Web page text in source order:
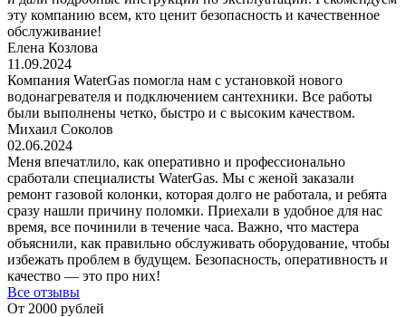
эту компанию всем, кто ценит безопасность и качественное
обслуживание!
Елена Козлова
11.09.2024
Компания WaterGas помогла нам с установкой нового
водонагревателя и подключением сантехники. Все работы
были выполнены четко, быстро и с высоким качеством.
Михаил Соколов
02.06.2024
Меня впечатлило, как оперативно и профессионально
сработали специалисты WaterGas. Мы с женой заказали
ремонт газовой колонки, которая долго не работала, и ребята
сразу нашли причину поломки. Приехали в удобное для нас
время, все починили в течение часа. Важно, что мастера
объяснили, как правильно обслуживать оборудование, чтобы
избежать проблем в будущем. Безопасность, оперативность и
качество — это про них!
Все отзывы
От 2000 рублей